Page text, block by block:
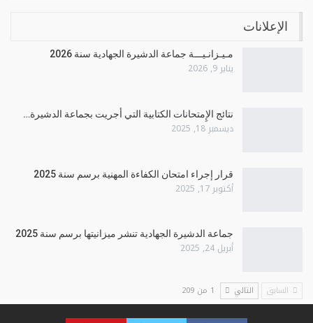
الإعلانات
مـيـزانـيـــة جماعة الدشيرة الجهادية سنة 2026
يناير 9, 2026
نتائج الإِمتحانات الكتابية التي أجريت بجماعة الدشيرة…
ديسمبر 18, 2025
قرار إجراء امتحان الكفاءة المهنية برسم سنة 2025
أكتوبر 17, 2025
جماعة الدشيرة الجهادية تنشر ميزانيتها برسم سنة 2025
أبريل 24, 2025
السابق التالي 1 من 209